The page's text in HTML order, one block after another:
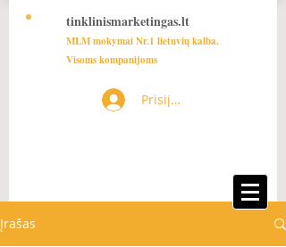
tinklinismarketingas.lt
MLM mokymai Nr.1 lietuvių kalba.
Visoms kompanijoms
Prisijungti
Įrašas